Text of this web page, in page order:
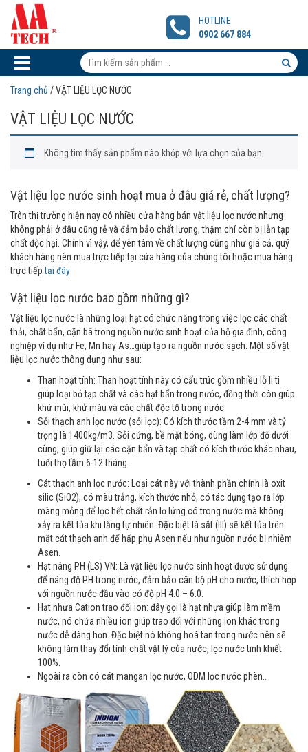
HOTLINE
0902 667 884
Tìm
phẩm:
Trang chủ / VẬT LIỆU LỌC NƯỚC
VẬT LIỆU LỌC NƯỚC
Không tìm thấy sản phẩm nào khớp với lựa chọn của bạn.
Vật liệu lọc nước sinh hoạt mua ở đâu giá rẻ, chất lượng?
Trên thị trường hiện nay có nhiều cửa hàng bán vật liệu lọc nước nhưng
không phải ở đâu cũng rẻ và đảm bảo chất lượng, thậm chí còn bị lẫn tạp
chất độc hại. Chính vì vậy, để yên tâm về chất lượng cũng như giá cả, quý
khách hàng nên mua trực tiếp tại cửa hàng của chúng tôi hoặc mua hàng
trực tiếptại đây
Vật liệu lọc nước bao gồm những gì?
Vật liệu lọc nước là những loại hạt có chức năng trong việc lọc các chất
thải, chất bẩn, cặn bã trong nguồn nước sinh hoạt của hộ gia đình, công
nghiệp ví dụ như Fe, Mn hay As…giúp tạo ra nguồn nước sạch. Một số vật
liệu lọc nước thông dụng như sau:
Than hoạt tính: Than hoạt tính này có cấu trúc gồm nhiều lỗ li ti
giúp loại bỏ tạp chất và các hạt bẩn trong nước, đồng thời còn giúp
khử mùi, khử màu và các chất độc tố trong nước.
Sỏi thạch anh lọc nước (sỏi lọc): Có kích thước tầm 2-4 mm và tỷ
trọng là 1400kg/m3. Sỏi cứng, bề mặt bóng, dùng làm lớp đỡ dưới
cùng, giúp giữ lại các cặn bẩn và tạp chất có kích thước khác nhau,
tuổi thọ tầm 6-12 tháng.
Cát thạch anh lọc nước: Loại cát này với thành phần chính là oxit
silic (SiO2), có màu trắng, kích thước nhỏ, có tác dụng tạo ra lớp
màng mỏng để lọc hết chất rắn lơ lửng có trong nước mà không
xảy ra kết tủa khi lắng tự nhiên. Đặc biệt là sắt (III) sẽ kết tủa trên
mặt cát thạch anh để hấp phụ Asen nếu như nguồn nước bị nhiễm
Asen.
Hạt nâng PH (LS) VN: Là vật liệu lọc nước sinh hoạt được sử dụng
để nâng độ PH trong nước, đảm bảo cân bộ pH cho nước, thích hợp
với nguồn nước đầu vào có độ pH 4.0 – 6.0.
Hạt nhựa Cation trao đổi ion: đây gọi là hạt nhựa giúp làm mềm
nước, nó chứa nhiều ion giúp trao đổi với những ion khác trong
nước dễ dàng hơn. Đặc biệt nó không hoà tan trong nước nên sẽ
không làm thay đổi tính chất vật lý của nước, lọc nước tinh khiết
100%.
Ngoài ra còn có cát mangan lọc nước, ODM lọc nước phèn…